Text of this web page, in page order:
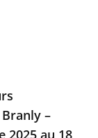
–
2025 au 18